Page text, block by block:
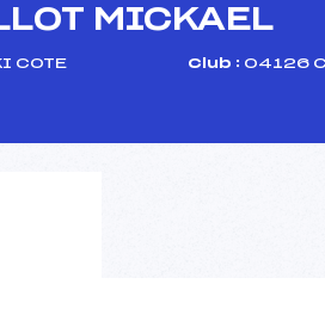
MICKAEL
COTE
Club : 04126